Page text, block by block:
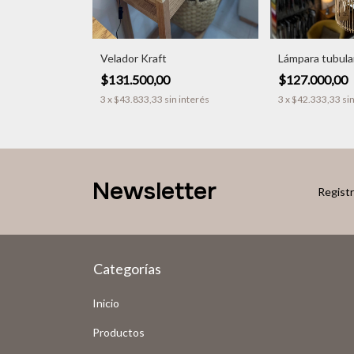
Velador Kraft
$131.500,00
3 x $43.833,33 sin interés
Lámpara
$127.000,00
3 x $42.333,33
Newsletter
Categorías
Inicio
Productos